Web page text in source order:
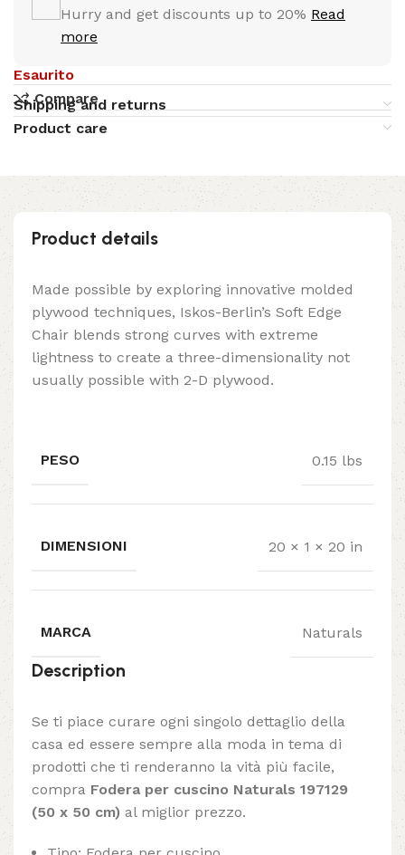
Hurry and get discounts up to 20% Read
more
Esaurito
Compare
Shipping and returns
Product care
Product details
Made possible by exploring innovative molded
plywood techniques, Iskos-Berlin’s Soft Edge
Chair blends strong curves with extreme
lightness to create a three-dimensionality not
usually possible with 2-D plywood.
PESO 0.15 lbs
DIMENSIONI 20 × 1 × 20 in
MARCA Naturals
Description
Se ti piace curare ogni singolo dettaglio della
casa ed essere sempre alla moda in tema di
prodotti che ti renderanno la vità più facile,
compra Fodera per cuscino Naturals 197129
(50 x 50 cm) al miglior prezzo.